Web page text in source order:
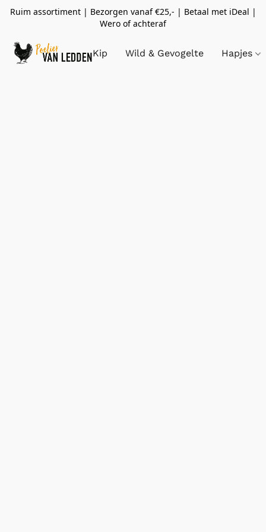
Ruim assortiment | Bezorgen vanaf €25,- | Betaal met iDeal |
Wero of achteraf
Kip Wild & Gevogelte Hapjes